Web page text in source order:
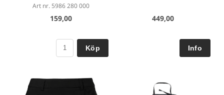
Art nr. 5986 280 000
159,00
Köp
449,00